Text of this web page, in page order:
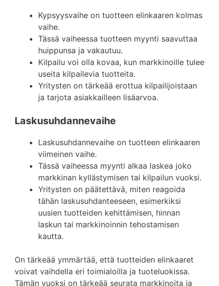
Kypsyysvaihe on tuotteen elinkaaren kolmas
vaihe.
Tässä vaiheessa tuotteen myynti saavuttaa
huippunsa ja vakautuu.
Kilpailu voi olla kovaa, kun markkinoille tulee
useita kilpailevia tuotteita.
Yritysten on tärkeää erottua kilpailijoistaan
ja tarjota asiakkailleen lisäarvoa.
Laskusuhdannevaihe
Laskusuhdannevaihe on tuotteen elinkaaren
viimeinen vaihe.
Tässä vaiheessa myynti alkaa laskea joko
markkinan kyllästymisen tai kilpailun vuoksi.
Yritysten on päätettävä, miten reagoida
tähän laskusuhdanteeseen, esimerkiksi
uusien tuotteiden kehittämisen, hinnan
laskun tai markkinoinnin tehostamisen
kautta.
On tärkeää ymmärtää, että tuotteiden elinkaaret
voivat vaihdella eri toimialoilla ja tuoteluokissa.
Tämän vuoksi on tärkeää seurata markkinoita ja